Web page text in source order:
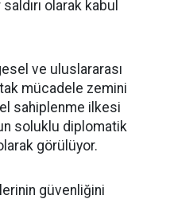
olarak kabul
ve uluslararası
mücadele zemini
sahiplenme ilkesi
soluklu diplomatik
görülüyor.
güvenliğini